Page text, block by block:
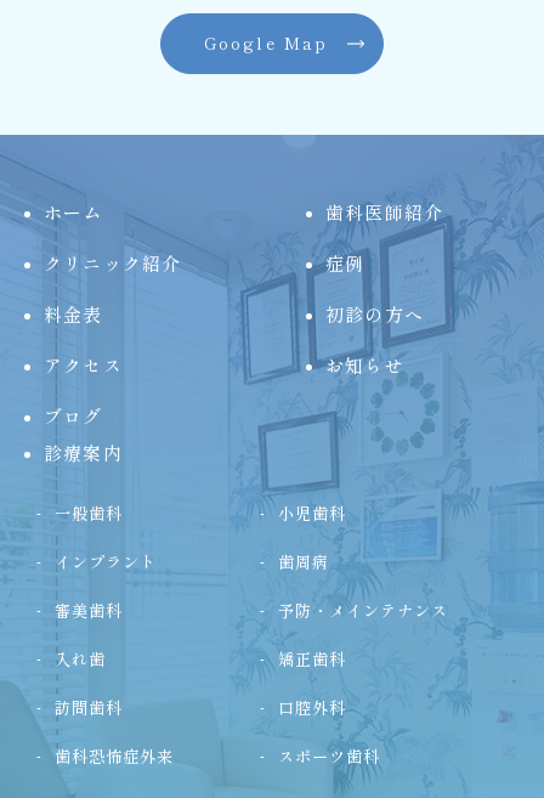
Google Map
ホーム 歯科医師紹介
クリニック紹介 症例
料金表 初診の方へ
アクセス お知らせ
ブログ
診療案内
一般歯科 小児歯科
インプラント 歯周病
審美歯科 予防・メインテナンス
入れ歯 矯正歯科
訪問歯科 口腔外科
歯科恐怖症外来 スポーツ歯科